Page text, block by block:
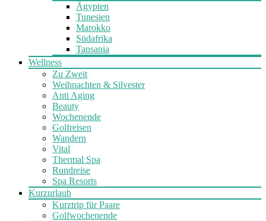
Ägypten
Tunesien
Marokko
Südafrika
Tansania
Wellness
Zu Zweit
Weihnachten & Silvester
Anti Aging
Beauty
Wochenende
Golfreisen
Wandern
Vital
Thermal Spa
Rundreise
Spa Resorts
Kurzurlaub
Kurztrip für Paare
Golfwochenende